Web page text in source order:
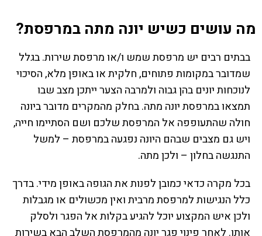
מה עושים כשיש יונה מתה במרפסת?
בבתים רבים יש מרפסת שמש ו/או מרפסת שירות. בגלל
שמדובר במקומות פתוחים, חלקית או באופן מלא, הסיכוי
לנוכחות יונים בהן גבוה ולמרבה הצער ייתכן מצב שבו
תמצאו במרפסת יונה מתה. בחלק מהמקרים מדובר ביונה
חולה שהתעופפה אל המרפסת שלכם ושם הסתיימו חייה,
ויש גם מצבים שבהם היונה נפגעה במרפסת – למשל
התנגשה בחלון – ולכן מתה.
בכל מקרה כדאי כמובן לפנות את הגופה באופן מידי. בדרך
כלל הנגישות למרפסת מרבית ואין מכשולים או מגבלות
ולכן איש המקצוע יוכל להגיע בקלות אל הפגר ולסלק
אותו. לאחר פינוי פגר יונה מהמרפסת השלב הבא בשירות